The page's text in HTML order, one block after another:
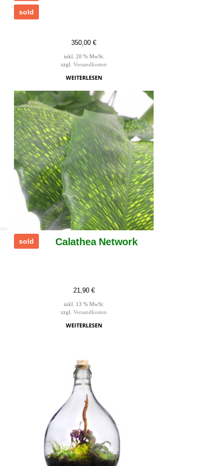
sold
350,00€
inkl. 20 % MwSt.
zzgl.Versandkosten
WEITERLESEN
sold Calathea Network
21,90 €
inkl. 13 % MwSt.
zzgl.Versandkosten
WEITERLESEN